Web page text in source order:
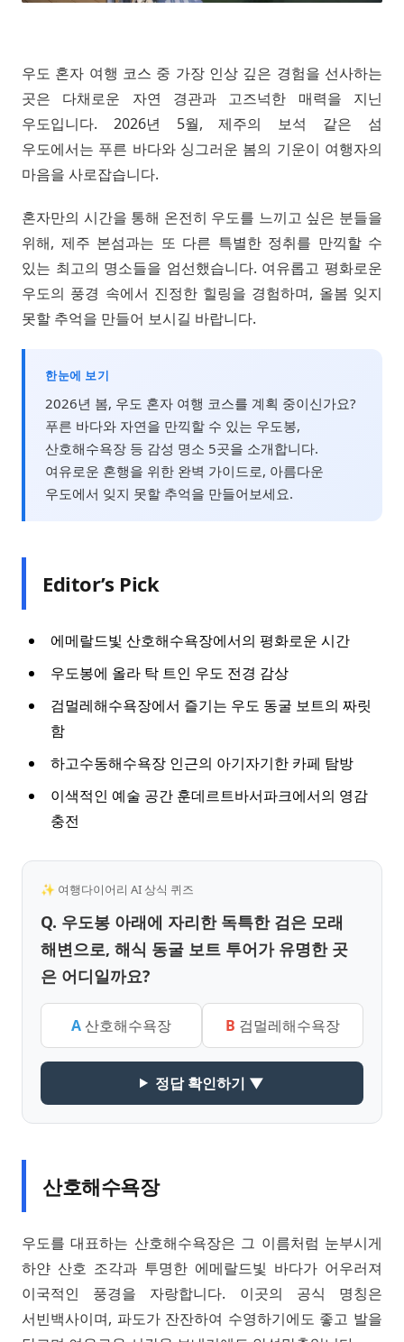
우도 혼자 여행 코스 중 가장 인상 깊은 경험을 선사하는
곳은 다채로운 자연 경관과 고즈넉한 매력을 지닌
우도입니다. 2026년 5월, 제주의 보석 같은 섬
우도에서는 푸른 바다와 싱그러운 봄의 기운이 여행자의
마음을 사로잡습니다.
혼자만의 시간을 통해 온전히 우도를 느끼고 싶은 분들을
위해, 제주 본섬과는 또 다른 특별한 정취를 만끽할 수
있는 최고의 명소들을 엄선했습니다. 여유롭고 평화로운
우도의 풍경 속에서 진정한 힐링을 경험하며, 올봄 잊지
못할 추억을 만들어 보시길 바랍니다.
한눈에 보기
2026년 봄, 우도 혼자 여행 코스를 계획 중이신가요?
푸른 바다와 자연을 만끽할 수 있는 우도봉,
산호해수욕장 등 감성 명소 5곳을 소개합니다.
여유로운 혼행을 위한 완벽 가이드로, 아름다운
우도에서 잊지 못할 추억을 만들어보세요.
Editor’s Pick
에메랄드빛 산호해수욕장에서의 평화로운 시간
우도봉에 올라 탁 트인 우도 전경 감상
검멀레해수욕장에서 즐기는 우도 동굴 보트의 짜릿
함
하고수동해수욕장 인근의 아기자기한 카페 탐방
이색적인 예술 공간 훈데르트바서파크에서의 영감
충전
✨ 여행다이어리 AI 상식 퀴즈
Q. 우도봉 아래에 자리한 독특한 검은 모래
해변으로, 해식 동굴 보트 투어가 유명한 곳
은 어디일까요?
A 산호해수욕장 B 검멀레해수욕장
정답 확인하기 ▼
산호해수욕장
우도를 대표하는 산호해수욕장은 그 이름처럼 눈부시게
하얀 산호 조각과 투명한 에메랄드빛 바다가 어우러져
이국적인 풍경을 자랑합니다. 이곳의 공식 명칭은
서빈백사이며, 파도가 잔잔하여 수영하기에도 좋고 발을